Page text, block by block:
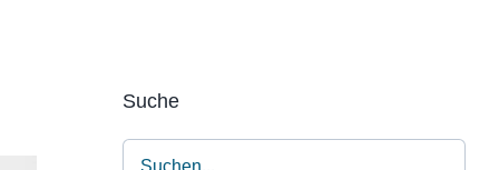
Alles zum Tasten, Zupfen, Schlagen.
Suche